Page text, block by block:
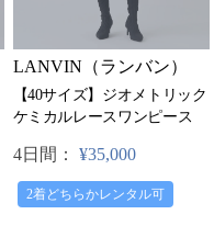
LANVIN（ランバン）
【40サイズ】ジオメトリック
ケミカルレースワンピース
4日間： ¥35,000
2着どちらかレンタル可